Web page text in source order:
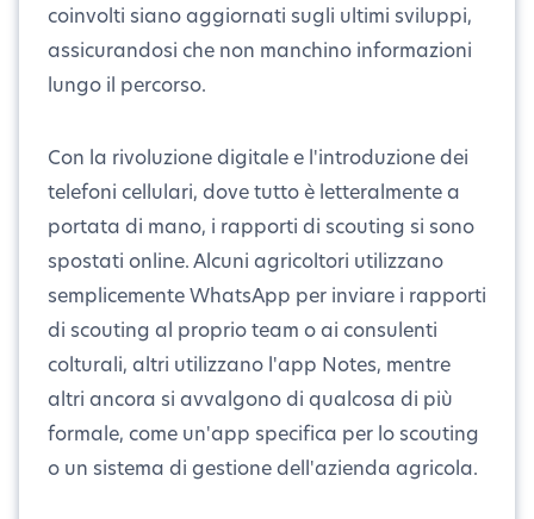
coinvolti siano aggiornati sugli ultimi sviluppi,
assicurandosi che non manchino informazioni
lungo il percorso.
Con la rivoluzione digitale e l'introduzione dei
telefoni cellulari, dove tutto è letteralmente a
portata di mano, i rapporti di scouting si sono
spostati online. Alcuni agricoltori utilizzano
semplicemente WhatsApp per inviare i rapporti
di scouting al proprio team o ai consulenti
colturali, altri utilizzano l'app Notes, mentre
altri ancora si avvalgono di qualcosa di più
formale, come un'app specifica per lo scouting
o un sistema di gestione dell'azienda agricola.